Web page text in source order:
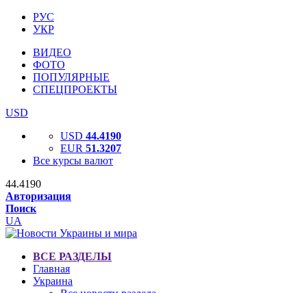
РУС
УКР
ВИДЕО
ФОТО
ПОПУЛЯРНЫЕ
СПЕЦПРОЕКТЫ
USD
USD 44.4190
EUR 51.3207
Все курсы валют
44.4190
Авторизация
Поиск
UA
ВСЕ РАЗДЕЛЫ
Главная
Украина